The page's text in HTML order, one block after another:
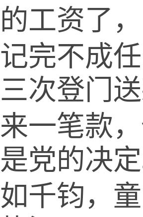
的工资了
记完不成
三次登门
来一笔款
是党的决
如千钧，